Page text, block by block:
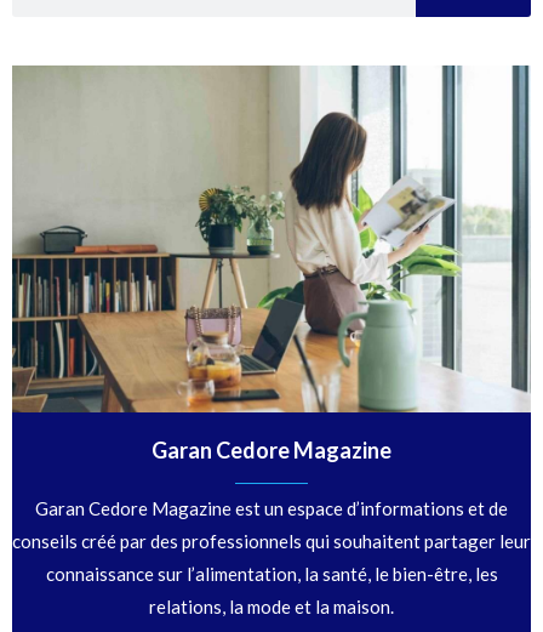
Garan Cedore Magazine
Garan Cedore Magazine est un espace d’informations et de
conseils créé par des professionnels qui souhaitent partager leur
connaissance sur l’alimentation, la santé, le bien-être, les
relations, la mode et la maison.